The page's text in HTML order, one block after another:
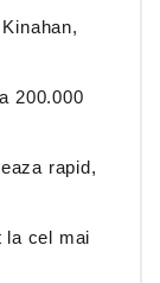
200.000
rapid,
la cel mai